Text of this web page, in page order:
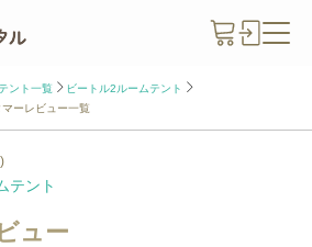
ント一覧
ビートル2ルームテント
ーレビュー一覧
テント
ュー